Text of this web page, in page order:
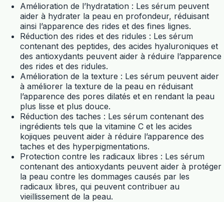
Amélioration de l’hydratation : Les sérum peuvent
aider à hydrater la peau en profondeur, réduisant
ainsi l’apparence des rides et des fines lignes.
Réduction des rides et des ridules : Les sérum
contenant des peptides, des acides hyaluroniques et
des antioxydants peuvent aider à réduire l’apparence
des rides et des ridules.
Amélioration de la texture : Les sérum peuvent aider
à améliorer la texture de la peau en réduisant
l’apparence des pores dilatés et en rendant la peau
plus lisse et plus douce.
Réduction des taches : Les sérum contenant des
ingrédients tels que la vitamine C et les acides
kojiques peuvent aider à réduire l’apparence des
taches et des hyperpigmentations.
Protection contre les radicaux libres : Les sérum
contenant des antioxydants peuvent aider à protéger
la peau contre les dommages causés par les
radicaux libres, qui peuvent contribuer au
vieillissement de la peau.